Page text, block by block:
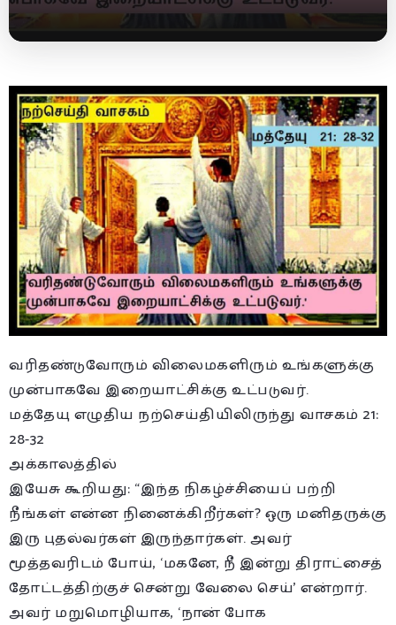
வரிதண்டுவோரும் விலைமகளிரும் உங்களுக்கு
முன்பாகவே இறையாட்சிக்கு உட்படுவர்.
மத்தேயு எழுதிய நற்செய்தியிலிருந்து வாசகம் 21:
28-32
அக்காலத்தில்
இயேசு கூறியது: “இந்த நிகழ்ச்சியைப் பற்றி
நீங்கள் என்ன நினைக்கிறீர்கள்? ஒரு மனிதருக்கு
இரு புதல்வர்கள் இருந்தார்கள். அவர்
மூத்தவரிடம் போய், ‘மகனே, நீ இன்று திராட்சைத்
தோட்டத்திற்குச் சென்று வேலை செய்’ என்றார்.
அவர் மறுமொழியாக, ‘நான் போக